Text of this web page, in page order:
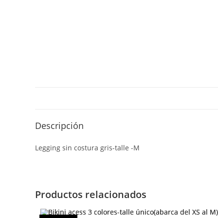
Descripción
Legging sin costura gris-talle -M
Productos relacionados